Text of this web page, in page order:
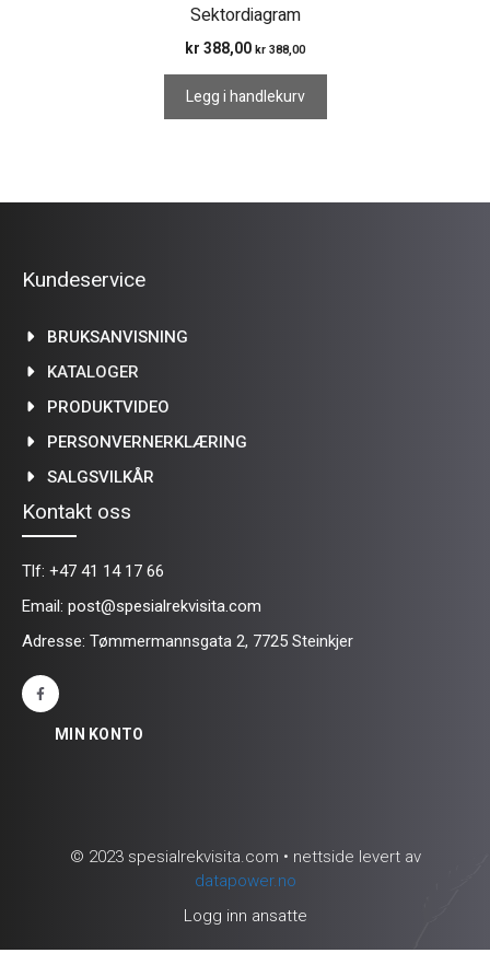
Sektordiagram
kr 388,00 kr 388,00
Legg i handlekurv
Kundeservice
BRUKSANVISNING
KATALOGER
PRODUKTVIDEO
PERSONVERNERKLÆRING
SALGSVILKÅR
Kontakt oss
Tlf: +47 41 14 17 66
Email: post@spesialrekvisita.com
Adresse: Tømmermannsgata 2, 7725 Steinkjer
MIN KONTO
© 2023 spesialrekvisita.com • nettside levert av
datapower.no
Logg inn ansatte